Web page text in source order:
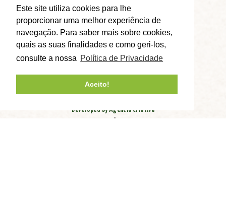
Este site utiliza cookies para lhe
proporcionar uma melhor experiência de
navegação. Para saber mais sobre cookies,
quais as suas finalidades e como geri-los,
consulte a nossa Política de Privacidade
Aceito!
LOJAS
CONTACTOS
ENCOMENDAS ONLINE
Developed by Agência Criativa